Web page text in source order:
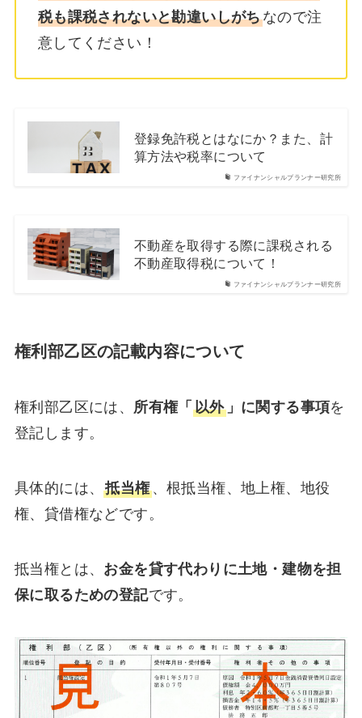
税も課税されないと勘違いしがちなので注
意してください！
ファイナンシャルプランナー研究所
登録免許税とはなにか？また、計
算方法や税率について
ファイナンシャルプランナー研究所
不動産を取得する際に課税される
不動産取得税について！
権利部乙区の記載内容について
権利部乙区には、 所有権「 以外」に関する事項を
登記します。
具体的には、抵当権、根抵当権、地上権、地役
権、貸借権などです。
抵当権とは、 お金を貸す代わりに土地・建物を担
保に取るための登記です。